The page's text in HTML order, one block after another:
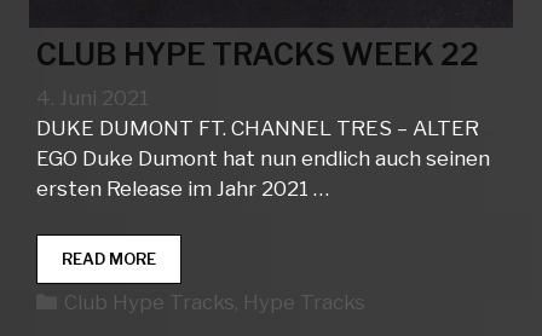
CLUB HYPE TRACKS WEEK 22
4. Juni 2021
DUKE DUMONT FT. CHANNEL TRES – ALTER
EGO Duke Dumont hat nun endlich auch seinen
ersten Release im Jahr 2021 …
READ MORECLUB
HYPE
TRACKS
Kategorien
Club Hype Tracks, Hype Tracks